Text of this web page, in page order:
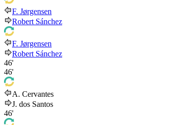
F. Jørgensen
Robert Sánchez
F. Jørgensen
Robert Sánchez
46'
46'
A. Cervantes
J. dos Santos
46'